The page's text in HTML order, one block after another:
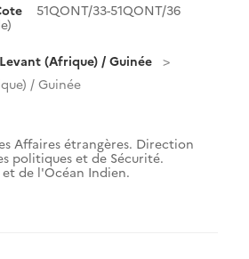
51QONT/33-51QONT/36
(Afrique) / Guinée
/ Guinée
Affaires étrangères. Direction
politiques et de Sécurité.
de l'Océan Indien.